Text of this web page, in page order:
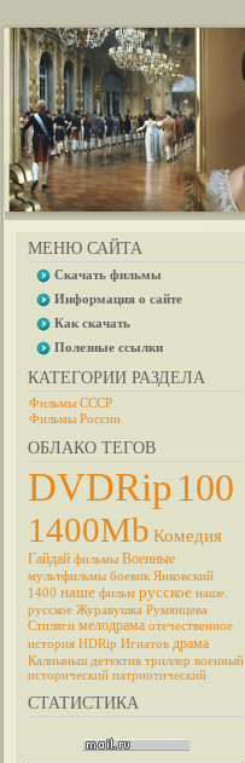
МЕНЮ САЙТА
Скачать фильмы
Информация о сайте
Как скачать
Полезные ссылки
КАТЕГОРИИ РАЗДЕЛА
Фильмы СССР
Фильмы России
ОБЛАКО ТЕГОВ
DVDRip100
1400Mb Комедия
Гайдай фильмы Военные
мультфильмы боевик Янковский
1400 наше фильм русское наше.
русское Журавушка Румянцева
Стиляги мелодрама отечественное
история HDRip Игнатов драма
Калныньш детектив триллер военный
исторический патриотический
СТАТИСТИКА